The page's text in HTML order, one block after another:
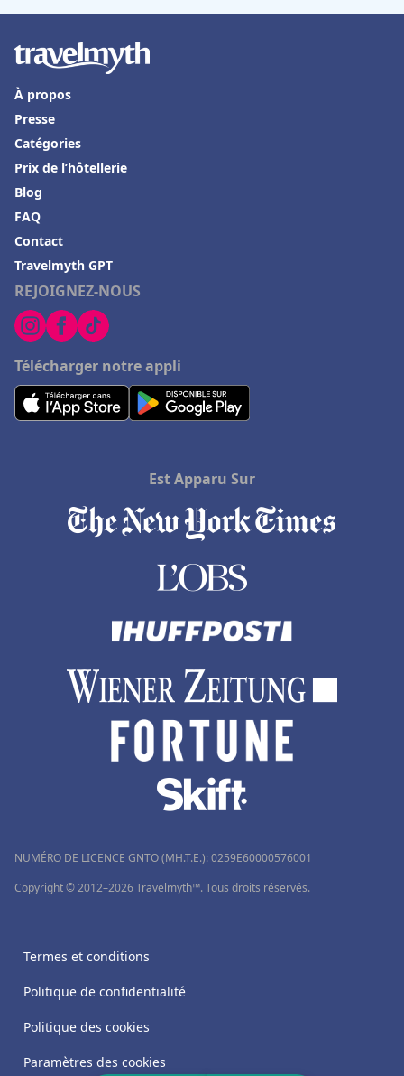
REJOIGNEZ-NOUS
Télécharger notre appli
À propos
Presse
Catégories
Prix de l’hôtellerie
Blog
FAQ
Contact
Travelmyth GPT
Est Apparu Sur
NUMÉRO DE LICENCE GNTO (MH.T.E.): 0259Ε60000576001
Copyright © 2012–2026 Travelmyth™. Tous droits réservés.
Termes et conditions
Politique de confidentialité
Politique des cookies
Paramètres des cookies